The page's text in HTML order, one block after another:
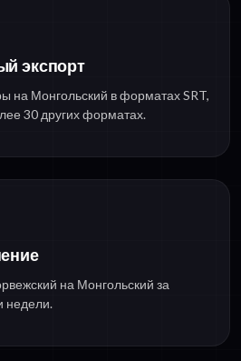
экспорт
на Монгольский в форматах SRT,
30 других форматах.
на Монгольский за
недели.